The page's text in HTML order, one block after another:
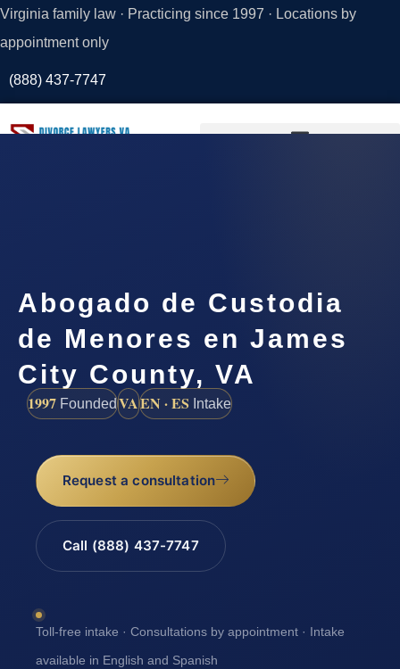
Virginia family law · Practicing since 1997 · Locations by
appointment only
(888) 437-7747
Abogado de Custodia
de Menores en James
City County, VA
1997 FoundedVAEN · ES Intake
Request a consultation
Call (888) 437-7747
Toll-free intake · Consultations by appointment · Intake
available in English and Spanish